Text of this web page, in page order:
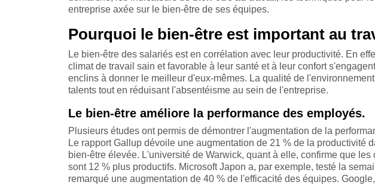
entreprise axée sur le bien-être de ses équipes.
Pourquoi le bien-être est important au
Le bien-être des salariés est en corrélation avec leur productivité. En
climat de travail sain et favorable à leur santé et à leur confort
enclins à donner le meilleur d'eux-mêmes. La qualité de
talents tout en réduisant l'absentéisme au sein de l'entreprise.
Le bien-être améliore la performance des employés.
Plusieurs études ont permis de démontrer l'augmentation de la
Le rapport Gallup dévoile une augmentation de 21 % de la productivité
bien-être élevée. L'université de Warwick, quant à elle, confirme que
sont 12 % plus productifs. Microsoft Japon a, par exemple, testé la
remarqué une augmentation de 40 % de l'efficacité des équipes.